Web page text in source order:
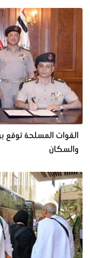
القوات المسلحة توقع
والسكان